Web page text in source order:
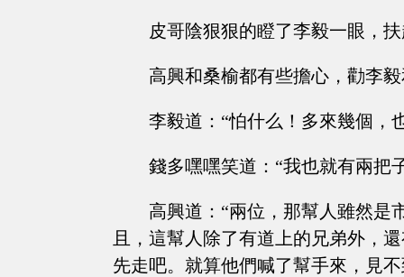
皮哥陰狠狠的瞪了李毅一眼，
高興和桑榆都有些擔心，勸李
李毅道：“怕什么！多來幾個，
錢多嘿嘿笑道：“我也就有兩把
高興道：“兩位，那幫人雖然是
且，這幫人除了有道上的兄弟外，
先走吧。就算他們喊了幫手來，見